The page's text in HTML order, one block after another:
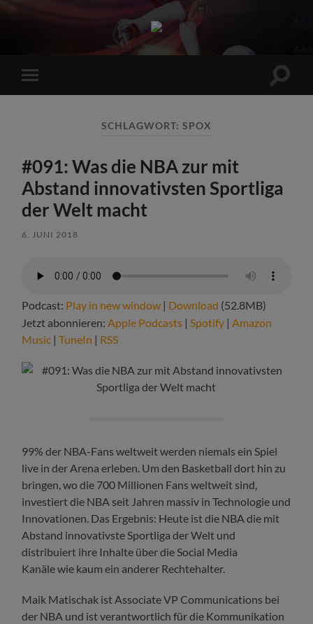
Sports
Maniac
Mobile-
Menü
SCHLAGWORT: SPOX
#091: Was die NBA zur mit
Abstand innovativsten Sportliga
der Welt macht
6. JUNI 2018
Podcast: Play in new window | Download (52.8MB)
Jetzt abonnieren:Apple Podcasts |Spotify |Amazon
Music |TuneIn | RSS
99% der NBA-Fans weltweit werden niemals ein Spiel
live in der Arena erleben. Um den Basketball dort hin zu
bringen, wo die 700 Millionen Fans weltweit sind,
investiert die NBA seit Jahren massiv in Technologie und
Innovationen. Das Ergebnis: Heute ist die NBA die mit
Abstand innovativste Sportliga der Welt und
distribuiert ihre Inhalte über die Social Media
Kanäle wie kaum ein anderer Rechtehalter.
Maik Matischak ist Associate VP Communications bei
der NBA und ist verantwortlich für die Kommunikation